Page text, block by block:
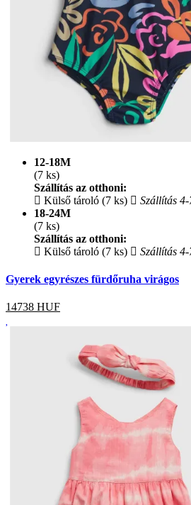
12-18M
(7 ks)
Szállítás az otthoni:
Külső tároló (7 ks)
Szállítás
18-24M
(7 ks)
Szállítás az otthoni:
Külső tároló (7 ks)
Szállítás
Gyerek egyrészes fürdőruha virágos
14738 HUF